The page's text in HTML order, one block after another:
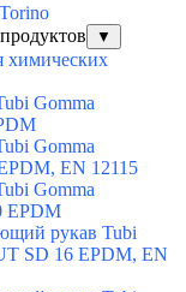
▼
химических
Gomma
Gomma
EN 12115
Gomma
EPDM
рукав Tubi
SD 16 EPDM, EN